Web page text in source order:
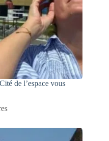
de l’espace vous